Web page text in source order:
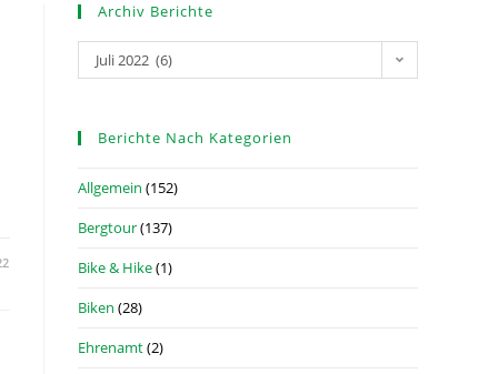
Archiv Berichte
Juli 2022 (6)
Berichte Nach Kategorien
Allgemein (152)
Bergtour(137)
Bike & Hike(1)
Biken (28)
Ehrenamt(2)